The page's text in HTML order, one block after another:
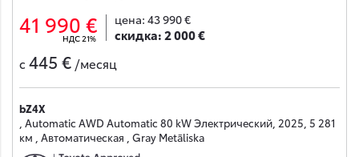
41 990 €
НДС 21%
цена: 43 990 €
скидка:2 000 €
с 445 € /месяц
bZ4X
, Automatic AWD Automatic 80 kW Электрический, 2025, 5 281
км , Автоматическая , Gray Metāliska